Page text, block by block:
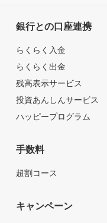
銀行との口座連携
らくらく入金
らくらく出金
残高表示サービス
投資あんしんサービス
ハッピープログラム
手数料
超割コース
キャンペーン